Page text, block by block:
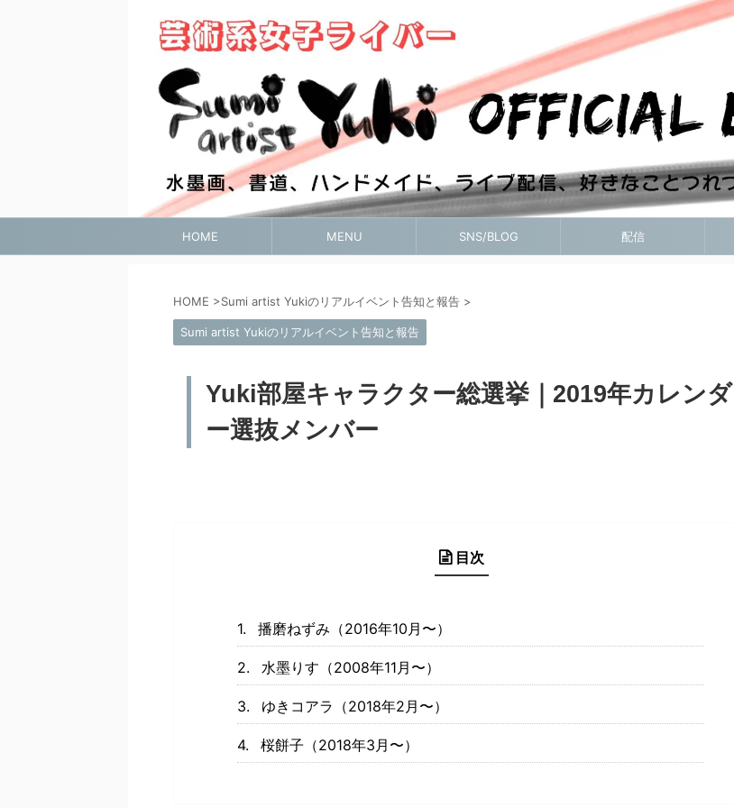
HOME MENU SNS/BLOG 配信
HOME >Sumi artist Yukiのリアルイベント告知と報告 >
Sumi artist Yukiのリアルイベント告知と報告
Yuki部屋キャラクター総選挙｜2019年カレンダ
ー選抜メンバー
目次
播磨ねずみ（2016年10月〜）
水墨りす（2008年11月〜）
ゆきコアラ（2018年2月〜）
桜餅子（2018年3月〜）